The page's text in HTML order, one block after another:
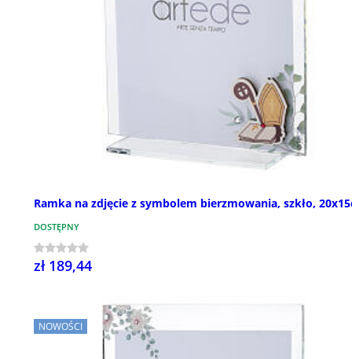
Ramka na zdjęcie z symbolem bierzmowania, szkło,
DOSTĘPNY
zł 189,44
NOWOŚCI